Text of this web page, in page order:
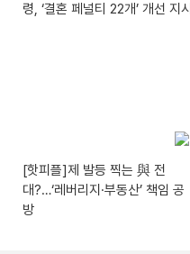
령, ‘결혼 페널티 22개’ 개선 지시
[핫피플]제 발등 찍는 與 전
대?…‘레버리지·부동산’ 책임 공
방